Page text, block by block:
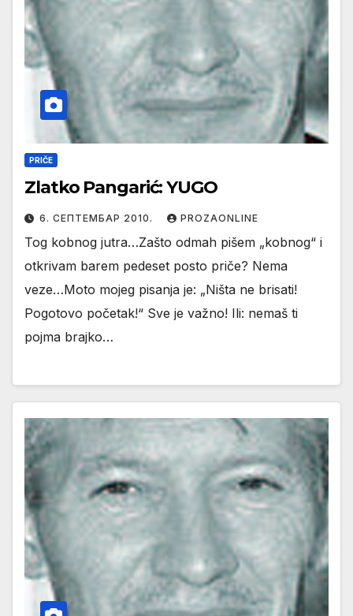
PRIČE
Zlatko Pangarić: YUGO
6. СЕПТЕМБАР 2010. PROZAONLINE
Tog kobnog jutra…Zašto odmah pišem „kobnog“ i
otkrivam barem pedeset posto priče? Nema
veze…Moto mojeg pisanja je: „Ništa ne brisati!
Pogotovo početak!“ Sve je važno! Ili: nemaš ti
pojma brajko…